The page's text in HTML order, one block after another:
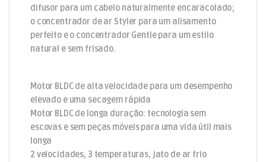
difusor para um cabelo naturalmente encaracolado;
o concentrador de ar Styler para um alisamento
perfeito e o concentrador Gentle para um estilo
natural e sem frisado.
Motor BLDC de alta velocidade para um desempenho
elevado e uma secagem rápida
Motor BLDC de longa duração: tecnologia sem
escovas e sem peças móveis para uma vida útil mais
longa
2 velocidades, 3 temperaturas, jato de ar frio